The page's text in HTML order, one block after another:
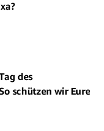
des
schützen wir Eure